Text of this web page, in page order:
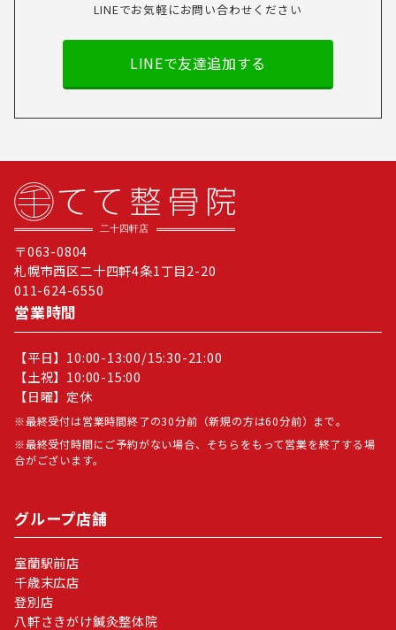
LINEでお気軽にお問い合わせください
LINEで友達追加する
〒063-0804
札幌市西区二十四軒4条1丁目2-20
011-624-6550
営業時間
【平日】10:00-13:00/15:30-21:00
【土祝】10:00-15:00
【日曜】定休
最終受付は営業時間終了の30分前（新規の方は60分前）まで。
最終受付時間にご予約がない場合、そちらをもって営業を終了する場
合がございます。
グループ店舗
室蘭駅前店
千歳末広店
登別店
八軒さきがけ鍼灸整体院